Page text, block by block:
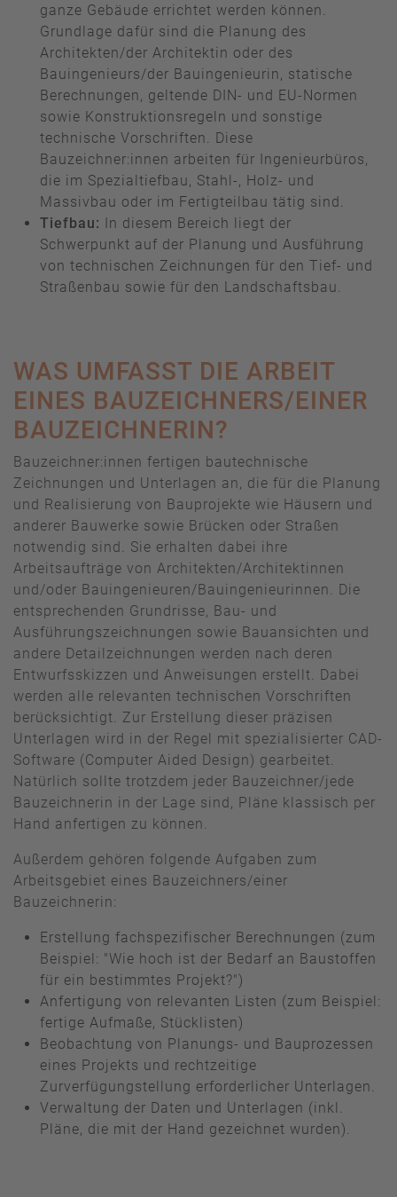
ganze Gebäude errichtet werden können.
Grundlage dafür sind die Planung des
Architekten/der Architektin oder des
Bauingenieurs/der Bauingenieurin, statische
Berechnungen, geltende DIN- und EU-Normen
sowie Konstruktionsregeln und sonstige
technische Vorschriften. Diese
Bauzeichner:innen arbeiten für Ingenieurbüros,
die im Spezialtiefbau, Stahl-, Holz- und
Massivbau oder im Fertigteilbau tätig sind.
Tiefbau: In diesem Bereich liegt der
Schwerpunkt auf der Planung und Ausführung
von technischen Zeichnungen für den Tief- und
Straßenbau sowie für den Landschaftsbau.
WAS UMFASST DIE ARBEIT
EINES BAUZEICHNERS/EINER
BAUZEICHNERIN?
Bauzeichner:innen fertigen bautechnische
Zeichnungen und Unterlagen an, die für die Planung
und Realisierung von Bauprojekte wie Häusern und
anderer Bauwerke sowie Brücken oder Straßen
notwendig sind. Sie erhalten dabei ihre
Arbeitsaufträge von Architekten/Architektinnen
und/oder Bauingenieuren/Bauingenieurinnen. Die
entsprechenden Grundrisse, Bau- und
Ausführungszeichnungen sowie Bauansichten und
andere Detailzeichnungen werden nach deren
Entwurfsskizzen und Anweisungen erstellt. Dabei
werden alle relevanten technischen Vorschriften
berücksichtigt. Zur Erstellung dieser präzisen
Unterlagen wird in der Regel mit spezialisierter CAD-
Software (Computer Aided Design) gearbeitet.
Natürlich sollte trotzdem jeder Bauzeichner/jede
Bauzeichnerin in der Lage sind, Pläne klassisch per
Hand anfertigen zu können.
Außerdem gehören folgende Aufgaben zum
Arbeitsgebiet eines Bauzeichners/einer
Bauzeichnerin:
Erstellung fachspezifischer Berechnungen (zum
Beispiel: "Wie hoch ist der Bedarf an Baustoffen
für ein bestimmtes Projekt?")
Anfertigung von relevanten Listen (zum Beispiel:
fertige Aufmaße, Stücklisten)
Beobachtung von Planungs- und Bauprozessen
eines Projekts und rechtzeitige
Zurverfügungstellung erforderlicher Unterlagen.
Verwaltung der Daten und Unterlagen (inkl.
Pläne, die mit der Hand gezeichnet wurden).